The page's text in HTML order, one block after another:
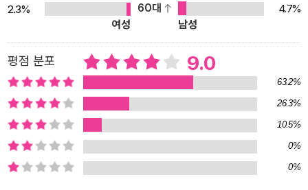
된 공간 속에서 절묘하게 풀어내는 뵐의 재능은 가톨릭교회와 시민
계층에 대한 비판과 맞물려 깊이를 더한다. 불에 타서 무너져 내린 폐
을 바라보며 프레드는 생각한다. <그럴 것 같지는 않지만, 저 안은 어
쩌면 따뜻할지도 몰라.>(본문 38면) 그러나 실제로 그가 들어간 성
당 안은 바깥보다 더 춥다. 프레드가 느끼는 박탈감은 성 히에로니무
스 축일을 맞아 장엄하게 펼쳐지는 성체 행렬에서 붉은색 순교자 복
장을 하고 위엄 있게 걷는 주교를 바라보는 순간 정점을 맞는다. 캐테
역시 집 안에서 같은 박탈감에 시달린다. 부부와 같은 집에 사는 프랑
2.3%
60대
4.7%
여성
남성
평점 분포 9.0
63.2%
26.3%
10.5%
0%
0%